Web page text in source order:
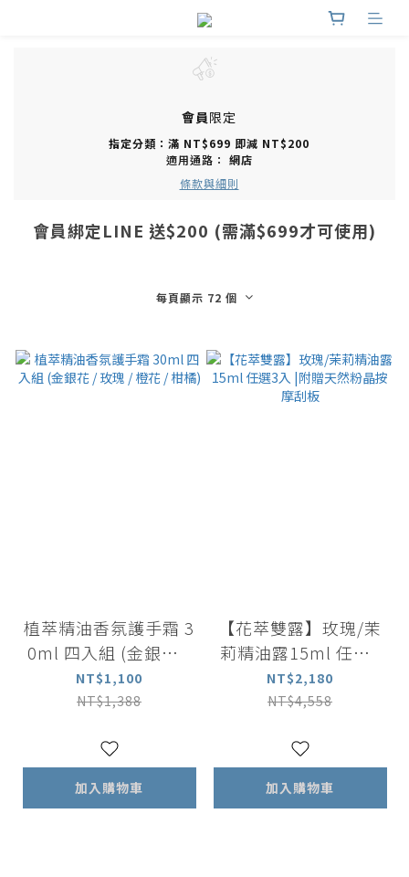
會員限定
指定分類：滿 NT$699 即減 NT$200
適用通路： 網店
條款與細則
會員綁定LINE 送$200 (需滿$699才可使用)
每頁顯示 72 個
植萃精油香氛護手霜 3
0ml 四入組 (金銀花 /
玫瑰 / 橙花 / 柑橘)
NT$1,100
NT$1,388
加入購物車
【花萃雙露】玫瑰/茉
莉精油露15ml 任選3
入 |附贈天然粉晶按摩
刮板
NT$2,180
NT$4,558
加入購物車